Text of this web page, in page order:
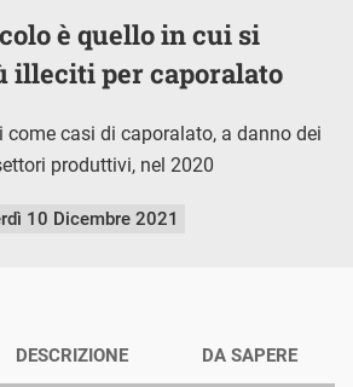
è quello in cui si
illeciti per caporalato
casi di caporalato, a danno dei
produttivi, nel 2020
10 Dicembre 2021
DESCRIZIONE DA SAPERE